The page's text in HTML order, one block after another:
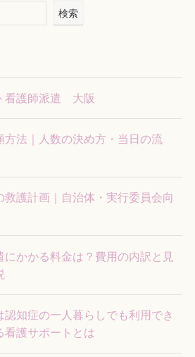
検索
看護師派遣 大阪
方法｜人数の決め方・当日の流
護計画｜自治体・実行委員会向
にかかる料金は？費用の内訳と見
知症の一人暮らしでも利用でき
看護サポートとは